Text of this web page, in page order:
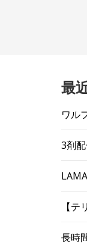
最
ワル
3剤
【
長時